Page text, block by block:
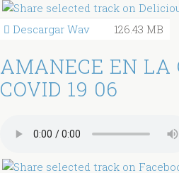
Descargar Wav 126.43 MB
AMANECE EN LA
COVID 19 06